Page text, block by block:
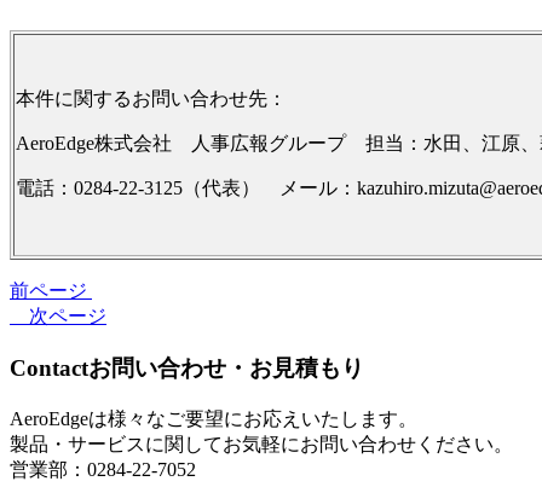
本件に関するお問い合わせ先：
AeroEdge株式会社 人事広報グループ 担当：水田、江原
電話：0284-22-3125（代表） メール：
前ページ
次ページ
Contactお問い合わせ・お見積もり
AeroEdgeは様々なご要望にお応えいたします。
製品・サービスに関してお気軽にお問い合わせください。
営業部：0284-22-7052